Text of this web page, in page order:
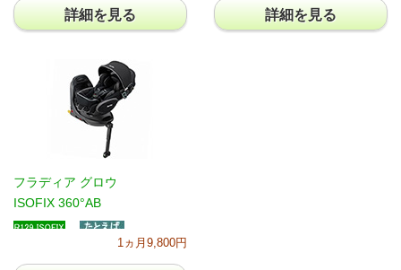
詳細を見る 詳細を見る
フラディア グロウ
ISOFIX 360°AB
1ヵ月9,800円